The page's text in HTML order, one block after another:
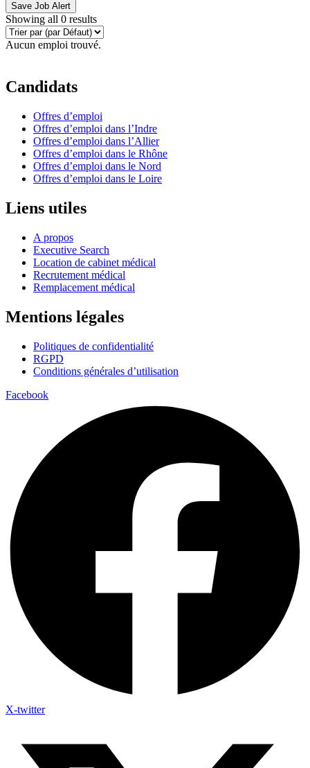
Save Job Alert
Showing all 0 results
Aucun emploi trouvé.
Candidats
Offres d’emploi
Offres d’emploi dans l’Indre
Offres d’emploi dans l’Allier
Offres d’emploi dans le Rhône
Offres d’emploi dans le Nord
Offres d’emploi dans le Loire
Liens utiles
A propos
Executive Search
Location de cabinet médical
Recrutement médical
Remplacement médical
Mentions légales
Politiques de confidentialité
RGPD
Conditions générales d’utilisation
Facebook
X-twitter